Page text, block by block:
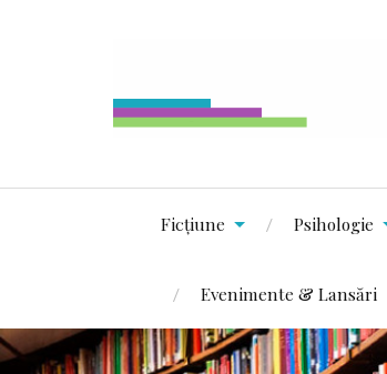
Ficțiune Psihologie
Evenimente & Lansări